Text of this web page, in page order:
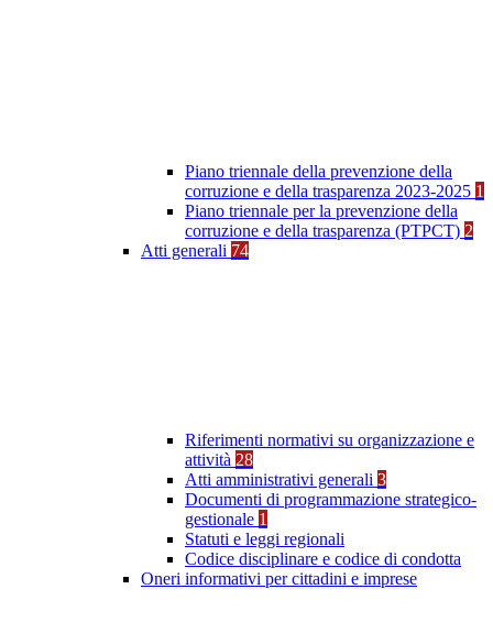
Piano triennale della prevenzione della
corruzione e della trasparenza 2023-2025 1
Piano triennale per la prevenzione della
corruzione e della trasparenza (PTPCT) 2
Atti generali 74
Riferimenti normativi su organizzazione e
attività 28
Atti amministrativi generali 3
Documenti di programmazione strategico-
gestionale 1
Statuti e leggi regionali
Codice disciplinare e codice di condotta
Oneri informativi per cittadini e imprese